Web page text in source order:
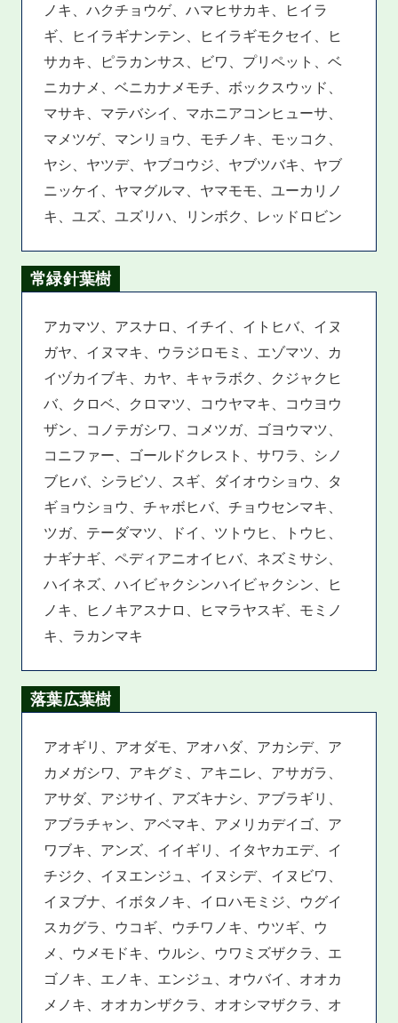
ノキ、ハクチョウゲ、ハマヒサカキ、ヒイラ
ギ、ヒイラギナンテン、ヒイラギモクセイ、ヒ
サカキ、ピラカンサス、ビワ、プリペット、ベ
ニカナメ、ベニカナメモチ、ボックスウッド、
マサキ、マテバシイ、マホニアコンヒューサ、
マメツゲ、マンリョウ、モチノキ、モッコク、
ヤシ、ヤツデ、ヤブコウジ、ヤブツバキ、ヤブ
ニッケイ、ヤマグルマ、ヤマモモ、ユーカリノ
キ、ユズ、ユズリハ、リンボク、レッドロビン
常緑針葉樹
アカマツ、アスナロ、イチイ、イトヒバ、イヌ
ガヤ、イヌマキ、ウラジロモミ、エゾマツ、カ
イヅカイブキ、カヤ、キャラボク、クジャクヒ
バ、クロベ、クロマツ、コウヤマキ、コウヨウ
ザン、コノテガシワ、コメツガ、ゴヨウマツ、
コニファー、ゴールドクレスト、サワラ、シノ
ブヒバ、シラビソ、スギ、ダイオウショウ、タ
ギョウショウ、チャボヒバ、チョウセンマキ、
ツガ、テーダマツ、ドイ、ツトウヒ、トウヒ、
ナギナギ、ペディアニオイヒバ、ネズミサシ、
ハイネズ、ハイビャクシンハイビャクシン、ヒ
ノキ、ヒノキアスナロ、ヒマラヤスギ、モミノ
キ、ラカンマキ
落葉広葉樹
アオギリ、アオダモ、アオハダ、アカシデ、ア
カメガシワ、アキグミ、アキニレ、アサガラ、
アサダ、アジサイ、アズキナシ、アブラギリ、
アブラチャン、アベマキ、アメリカデイゴ、ア
ワブキ、アンズ、イイギリ、イタヤカエデ、イ
チジク、イヌエンジュ、イヌシデ、イヌビワ、
イヌブナ、イボタノキ、イロハモミジ、ウグイ
スカグラ、ウコギ、ウチワノキ、ウツギ、ウ
メ、ウメモドキ、ウルシ、ウワミズザクラ、エ
ゴノキ、エノキ、エンジュ、オウバイ、オオカ
メノキ、オオカンザクラ、オオシマザクラ、オ